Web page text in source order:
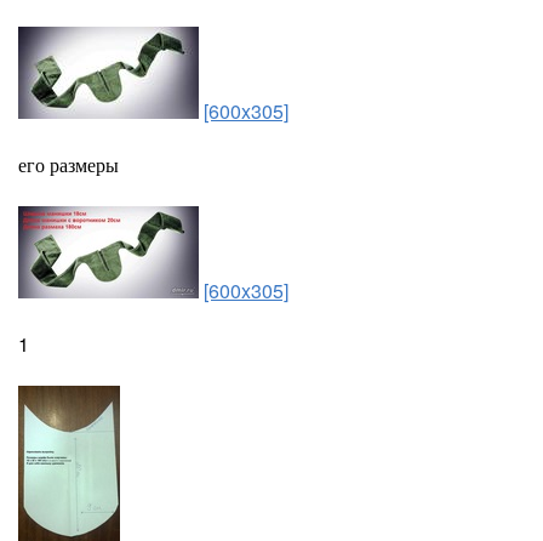
[600x305]
его размеры
[600x305]
1